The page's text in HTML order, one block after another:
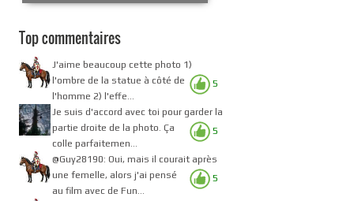
Top commentaires
5
J'aime beaucoup cette photo 1)
l'ombre de la statue à côté de
l'homme 2) l'effe...
5
Je suis d'accord avec toi pour garder la
partie droite de la photo. Ça
colle parfaitemen...
5
@Guy28190: Oui, mais il courait après
une femelle, alors j'ai pensé
au film avec de Fun...